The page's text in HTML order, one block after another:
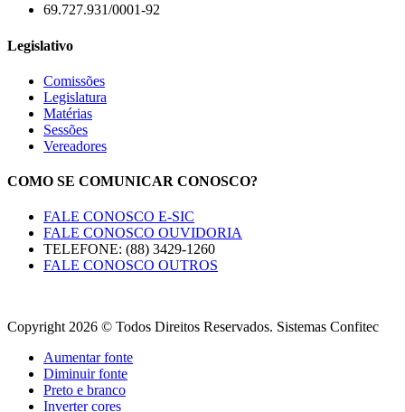
69.727.931/0001-92
Legislativo
Comissões
Legislatura
Matérias
Sessões
Vereadores
COMO SE COMUNICAR CONOSCO?
FALE CONOSCO E-SIC
FALE CONOSCO OUVIDORIA
TELEFONE: (88) 3429-1260
FALE CONOSCO OUTROS
Copyright 2026 © Todos Direitos Reservados. Sistemas Confitec
Aumentar fonte
Diminuir fonte
Preto e branco
Inverter cores